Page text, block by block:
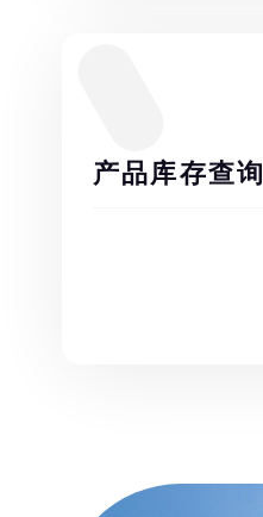
产品库存查询